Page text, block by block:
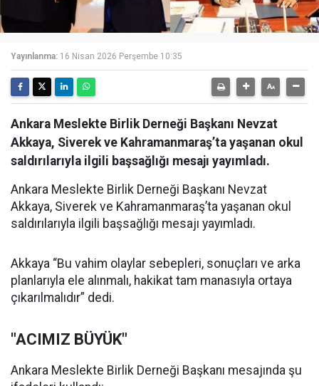
Yayınlanma: 16 Nisan 2026 Perşembe 10:35
Ankara Meslekte Birlik Derneği Başkanı Nevzat
Akkaya, Siverek ve Kahramanmaraş’ta yaşanan okul
saldırılarıyla ilgili başsağlığı mesajı yayımladı.
Ankara Meslekte Birlik Derneği Başkanı Nevzat
Akkaya, Siverek ve Kahramanmaraş’ta yaşanan okul
saldırılarıyla ilgili başsağlığı mesajı yayımladı.
Akkaya “Bu vahim olaylar sebepleri, sonuçları ve arka
planlarıyla ele alınmalı, hakikat tam manasıyla ortaya
çıkarılmalıdır” dedi.
"ACIMIZ BÜYÜK"
Ankara Meslekte Birlik Derneği Başkanı mesajında şu